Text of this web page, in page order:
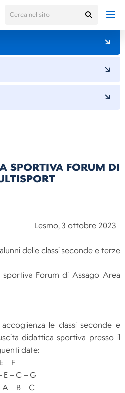
SPORTIVA FORUM DI
Lesmo, 3 ottobre 2023
delle classi seconde e terze
Forum di Assago Area
le classi seconde e
didattica sportiva presso il
date:
– F
– C – G
– B – C